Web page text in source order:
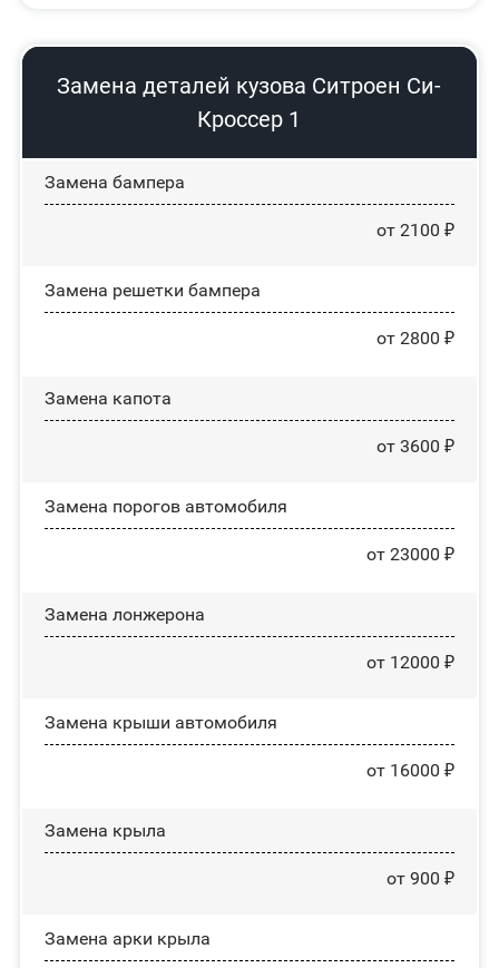
Замена деталей кузова Ситроен Си-
Кроссер 1
Замена бампера
от 2100 ₽
Замена решетки бампера
от 2800 ₽
Замена капота
от 3600 ₽
Замена порогов автомобиля
от 23000 ₽
Замена лонжерона
от 12000 ₽
Замена крыши автомобиля
от 16000 ₽
Замена крыла
от 900 ₽
Замена арки крыла